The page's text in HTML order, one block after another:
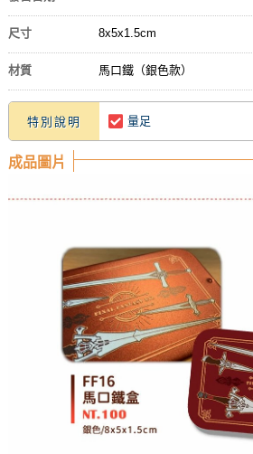
尺寸 8x5x1.5cm
材質 馬口鐵（銀色款）
特別說明 量足
成品圖片